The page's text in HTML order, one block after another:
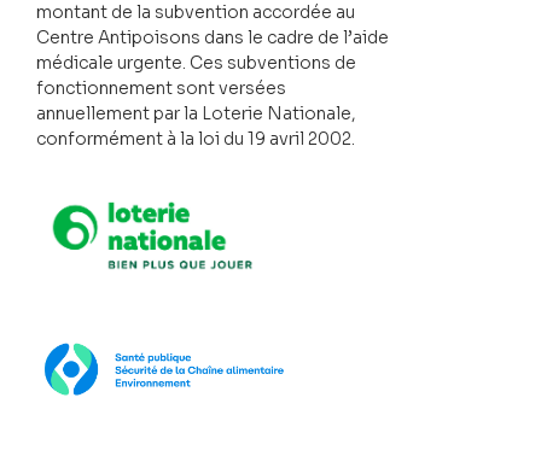
montant de la subvention accordée au
Centre Antipoisons dans le cadre de l’aide
médicale urgente. Ces subventions de
fonctionnement sont versées
annuellement par la Loterie Nationale,
conformément à la loi du 19 avril 2002.
Loterie Nationale